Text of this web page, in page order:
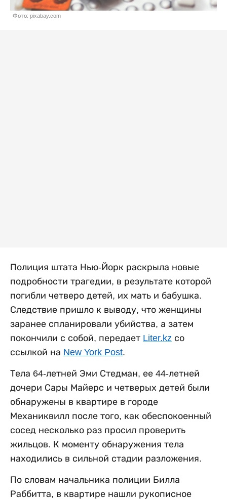
Фото: pixabay.com
Полиция штата Нью-Йорк раскрыла новые
подробности трагедии, в результате которой
погибли четверо детей, их мать и бабушка.
Следствие пришло к выводу, что женщины
заранее спланировали убийства, а затем
покончили с собой, передает Liter.kz со
ссылкой на New York Post.
Тела 64-летней Эми Стедман, ее 44-летней
дочери Сары Майерс и четверых детей были
обнаружены в квартире в городе
Механиквилл после того, как обеспокоенный
сосед несколько раз просил проверить
жильцов. К моменту обнаружения тела
находились в сильной стадии разложения.
По словам начальника полиции Билла
Раббитта, в квартире нашли рукописное